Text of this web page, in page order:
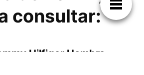
consultar:
Hilfiger Hombre